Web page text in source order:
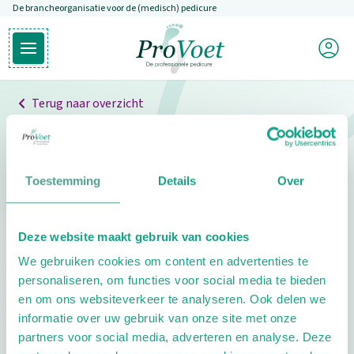
Toestemming Details Over
Deze website maakt gebruik van cookies
We gebruiken cookies om content en advertenties te
personaliseren, om functies voor social media te bieden
en om ons websiteverkeer te analyseren. Ook delen we
informatie over uw gebruik van onze site met onze
partners voor social media, adverteren en analyse. Deze
Overslaan en naar de inhoud gaan
De brancheorganisatie voor de (medisch) pedicure
Open hoofdmenu
Ga naar de homepagina
Mijn
Terug naar overzicht
Professionals
Pedicure niet gevonden
pedicure.